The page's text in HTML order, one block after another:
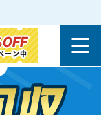
OFF
ーン中